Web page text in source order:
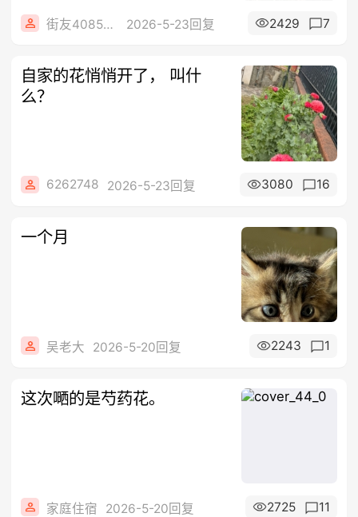
街友40858442 2026-5-23回复 2429 7
自家的花悄悄开了， 叫什
么？
6262748 2026-5-23回复 3080 16
一个月
吴老大 2026-5-20回复 2243 1
这次嗮的是芍药花。
家庭住宿 2026-5-20回复 2725 11